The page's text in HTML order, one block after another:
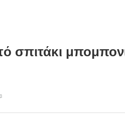
σπιτάκι